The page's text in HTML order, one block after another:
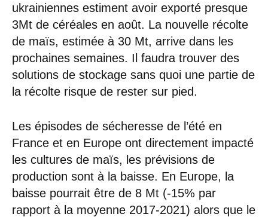
ukrainiennes estiment avoir exporté presque
3Mt de céréales en août. La nouvelle récolte
de maïs, estimée à 30 Mt, arrive dans les
prochaines semaines. Il faudra trouver des
solutions de stockage sans quoi une partie de
la récolte risque de rester sur pied.
Les épisodes de sécheresse de l’été en
France et en Europe ont directement impacté
les cultures de maïs, les prévisions de
production sont à la baisse. En Europe, la
baisse pourrait être de 8 Mt (-15% par
rapport à la moyenne 2017-2021) alors que le